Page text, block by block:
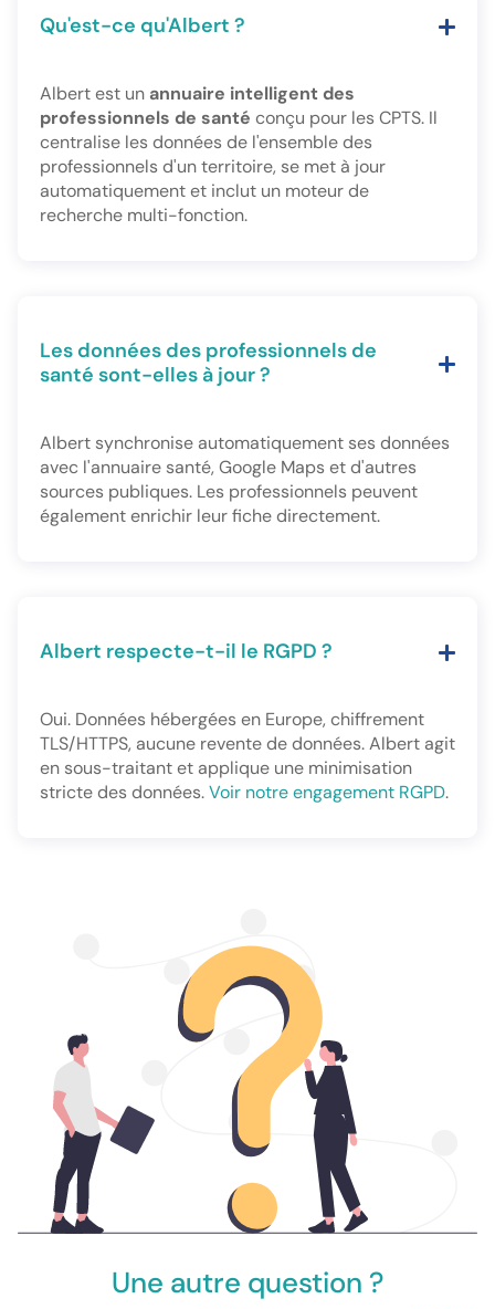
Qu'est-ce qu'Albert ?
Albert est un annuaire intelligent des
professionnels de santé conçu pour les CPTS. Il
centralise les données de l'ensemble des
professionnels d'un territoire, se met à jour
automatiquement et inclut un moteur de
recherche multi-fonction.
Les données des professionnels de
santé sont-elles à jour ?
Albert synchronise automatiquement ses données
avec l'annuaire santé, Google Maps et d'autres
sources publiques. Les professionnels peuvent
également enrichir leur fiche directement.
Albert respecte-t-il le RGPD ?
Oui. Données hébergées en Europe, chiffrement
TLS/HTTPS, aucune revente de données. Albert agit
en sous-traitant et applique une minimisation
stricte des données.Voir notre engagement RGPD.
Une autre question ?